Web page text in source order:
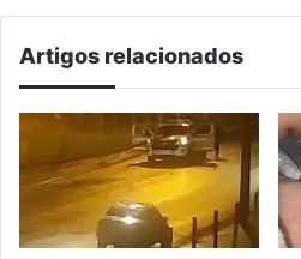
Artigos relacionados